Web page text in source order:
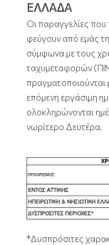
ΕΛΛΑΔΑ
Οι παραγγελίες που
φεύγουν από εμάς
σύμφωνα με τους
ταχυμεταφορών
πραγματοποιούνται
επόμενη εργάσιμη
ολοκληρώνονται
νωρίτερο Δευτέρα.
*Δυσπρόσιτες